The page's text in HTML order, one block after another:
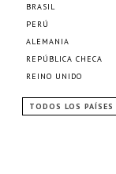
BRASIL
PERÚ
ALEMANIA
REPÚBLICA CHECA
REINO UNIDO
TODOS LOS PAÍSES